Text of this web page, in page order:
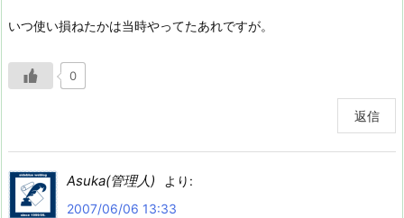
いつ使い損ねたかは当時やってたあれですが。
0
返信
Asuka(管理人)
より:
2007/06/06 13:33